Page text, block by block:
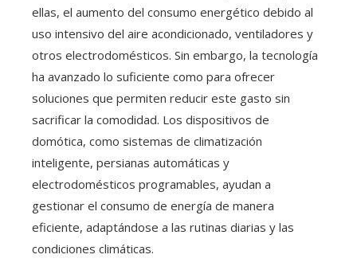
ellas, el aumento del consumo energético debido al
uso intensivo del aire acondicionado, ventiladores y
otros electrodomésticos. Sin embargo, la tecnología
ha avanzado lo suficiente como para ofrecer
soluciones que permiten reducir este gasto sin
sacrificar la comodidad. Los dispositivos de
domótica, como sistemas de climatización
inteligente, persianas automáticas y
electrodomésticos programables, ayudan a
gestionar el consumo de energía de manera
eficiente, adaptándose a las rutinas diarias y las
condiciones climáticas.